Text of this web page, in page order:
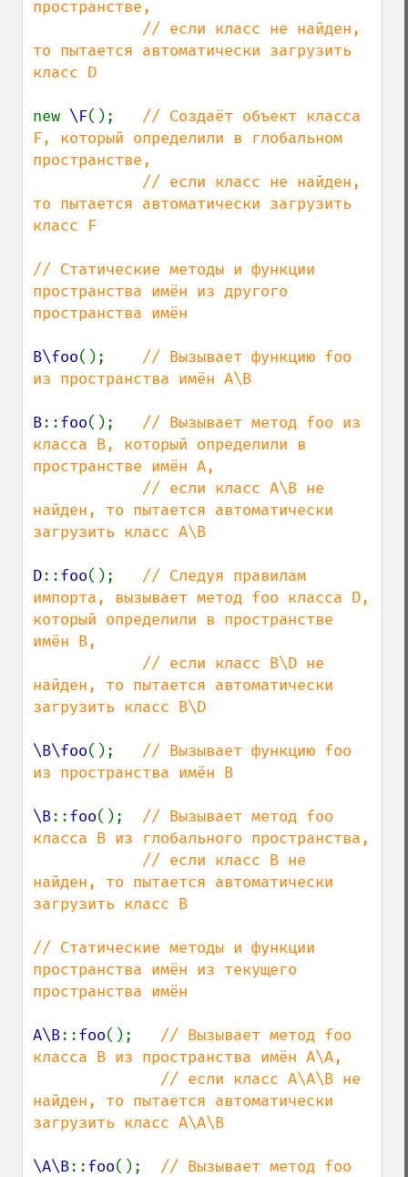
пространстве,
то пытается автоматически загрузить
класс D
new \F(); // Создаёт объект класса
F, который определили в глобальном
пространстве,
то пытается автоматически загрузить
класс F
// Статические методы и функции
пространства имён из другого
пространства имён
B\foo(); // Вызывает функцию foo
из пространства имён A\B
B::foo(); // Вызывает метод foo из
класса B, который определили в
пространстве имён A,
найден, то пытается автоматически
загрузить класс A\B
D::foo(); // Следуя правилам
импорта, вызывает метод foo класса D,
который определили в пространстве
имён B,
найден, то пытается автоматически
загрузить класс B\D
\B\foo(); // Вызывает функцию foo
из пространства имён B
\B::foo(); // Вызывает метод foo
класса B из глобального пространства,
найден, то пытается автоматически
загрузить класс B
// Статические методы и функции
пространства имён из текущего
пространства имён
A\B::foo(); // Вызывает метод foo
класса B из пространства имён A\A,
найден, то пытается автоматически
загрузить класс A\A\B
\A\B::foo(); // Вызывает метод foo